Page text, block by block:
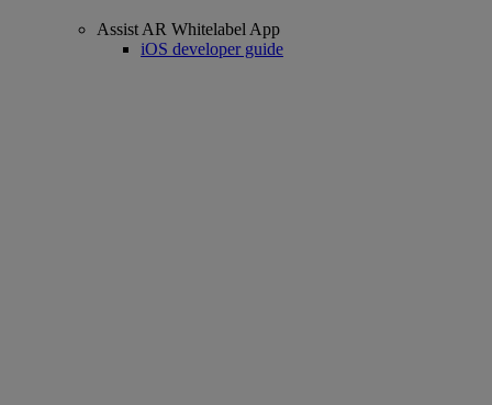
Assist AR Whitelabel App
iOS developer guide